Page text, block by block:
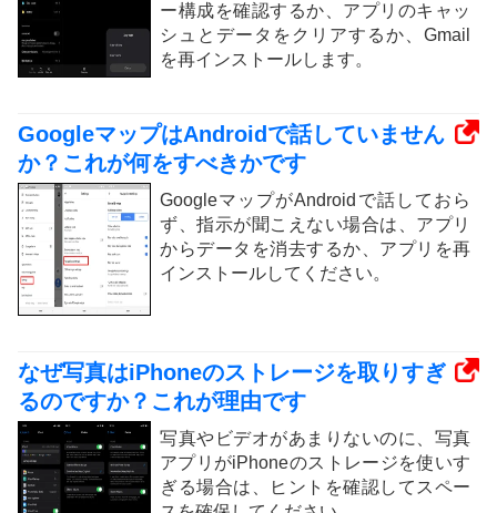
ー構成を確認するか、アプリのキャッ
シュとデータをクリアするか、Gmail
を再インストールします。
GoogleマップはAndroidで話していません
か？これが何をすべきかです
GoogleマップがAndroidで話しておら
ず、指示が聞こえない場合は、アプリ
からデータを消去するか、アプリを再
インストールしてください。
なぜ写真はiPhoneのストレージを取りすぎ
るのですか？これが理由です
写真やビデオがあまりないのに、写真
アプリがiPhoneのストレージを使いす
ぎる場合は、ヒントを確認してスペー